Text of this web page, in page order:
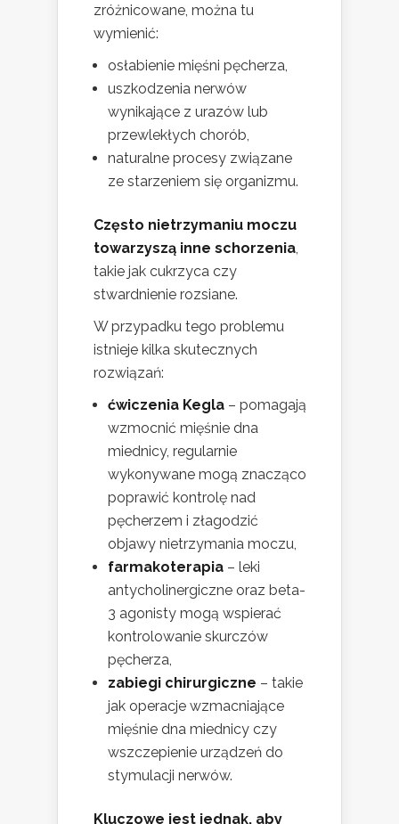
zróżnicowane, można tu
wymienić:
osłabienie mięśni pęcherza,
uszkodzenia nerwów
wynikające z urazów lub
przewlekłych chorób,
naturalne procesy związane
ze starzeniem się organizmu.
Często nietrzymaniu moczu
towarzyszą inne schorzenia,
takie jak cukrzyca czy
stwardnienie rozsiane.
W przypadku tego problemu
istnieje kilka skutecznych
rozwiązań:
ćwiczenia Kegla – pomagają
wzmocnić mięśnie dna
miednicy, regularnie
wykonywane mogą znacząco
poprawić kontrolę nad
pęcherzem i złagodzić
objawy nietrzymania moczu,
farmakoterapia – leki
antycholinergiczne oraz beta-
3 agonisty mogą wspierać
kontrolowanie skurczów
pęcherza,
zabiegi chirurgiczne – takie
jak operacje wzmacniające
mięśnie dna miednicy czy
wszczepienie urządzeń do
stymulacji nerwów.
Kluczowe jest jednak, aby